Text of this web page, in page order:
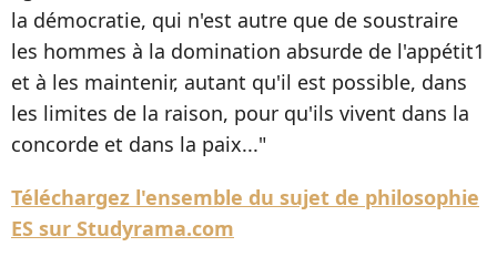
la démocratie, qui n'est autre que de soustraire
les hommes à la domination absurde de l'appétit1
et à les maintenir, autant qu'il est possible, dans
les limites de la raison, pour qu'ils vivent dans la
concorde et dans la paix..."
Téléchargez l'ensemble du sujet de philosophie
ES sur Studyrama.com